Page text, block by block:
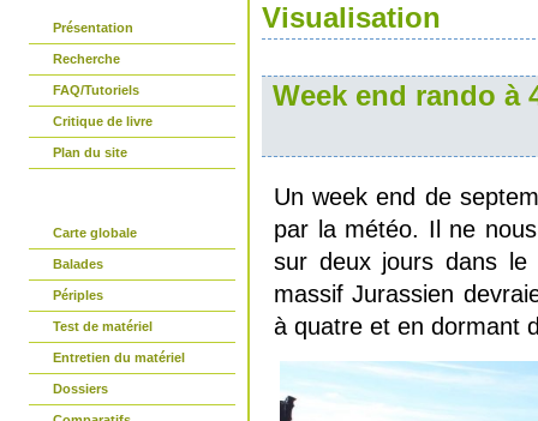
Présentation
Recherche
FAQ/Tutoriels
Critique de livre
Plan du site
Carte globale
Balades
Périples
Test de matériel
Entretien du matériel
Dossiers
Visualisation
Week end rando à
Un week end de
par la météo. Il ne
sur deux jours dans
massif Jurassien
à quatre et en dormant